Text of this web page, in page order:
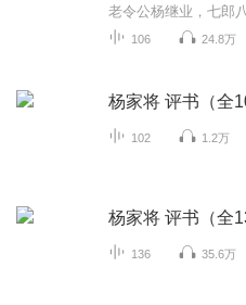
106 24.8万
杨家将 评书（全
102 1.2万
杨家将 评书（全
136 35.6万